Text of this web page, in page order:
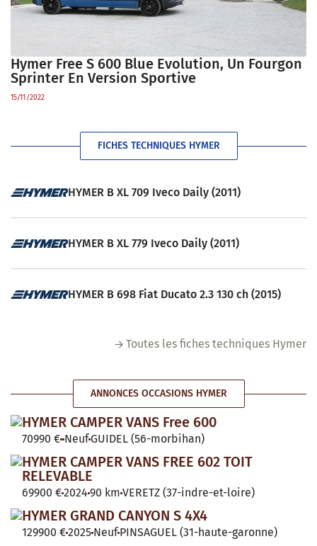
Hymer Free S 600 Blue Evolution, Un Fourgon
Sprinter En Version Sportive
15/11/2022
FICHES TECHNIQUES HYMER
HYMER B XL 709 Iveco Daily (2011)
HYMER B XL 779 Iveco Daily (2011)
HYMER B 698 Fiat Ducato 2.3 130 ch (2015)
Toutes les fiches techniques Hymer
ANNONCES OCCASIONS HYMER
HYMER CAMPER VANS Free 600
70990 € Neuf GUIDEL (56-morbihan)
HYMER CAMPER VANS FREE 602 TOIT
RELEVABLE
69900 €2024 90 km VERETZ (37-indre-et-loire)
HYMER GRAND CANYON S 4X4
129900 €2025 Neuf PINSAGUEL (31-haute-garonne)